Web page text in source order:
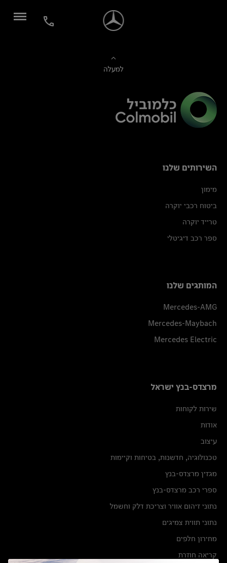
למעלה
השירותים שלנו
מימון
ביטוח רכבי יוקרה
טרייד יוקרה
ספר רכב דיגיטלי
המותגים שלנו
Mercedes-AMG
Mercedes-Maybach
Mercedes Electric
מרצדס-בנץ ישראל
שירות לקוחות
אודות
עיצוב
טכנולוגיה, חדשנות, בטיחות וקיימות
מגזין מרצדס-בנץ
ספרי רכב מרצדס-בנץ
נתוני זיהום אוויר וצריכת דלק וחשמל
נתוני תווית צמיגים
מחירון חלפים
קריאה חוזרת